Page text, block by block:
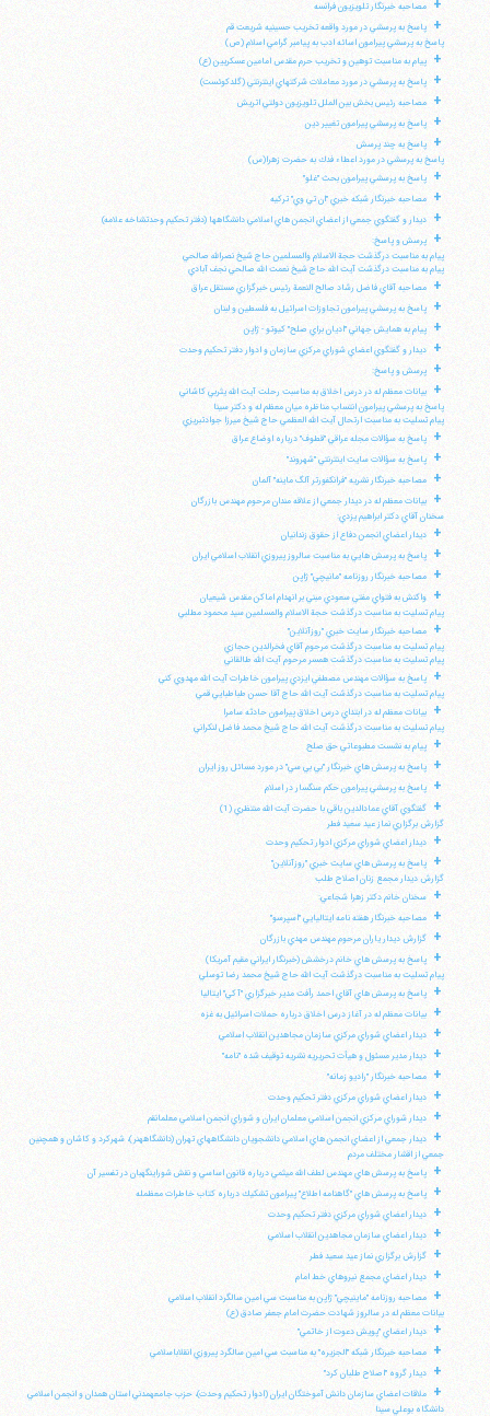
+ مصاحبه خبرنگار تلويزيون فرانسه
+
پاسخ به پرسشي در مورد واقعه تخريب حسينيه شريعت قم
پاسخ به پرسشي پيرامون اسائه ادب به پيامبر گرامي اسلام (ص)
+ پيام به مناسبت توهين و تخريب حرم مقدس امامين عسكريين (ع)
+ پاسخ به پرسشي در مورد معاملات شركتهاي اينترنتي (گلدكوئست)
+ مصاحبه رئيس بخش بين الملل تلويزيون دولتي اتريش
+ پاسخ به پرسشي پيرامون تغيير دين
+
پاسخ به چند پرسش
پاسخ به پرسشي در مورد اعطاء فدك به حضرت زهرا(س)
+ پاسخ به پرسشي پيرامون بحث "غلو"
+ مصاحبه خبرنگار شبكه خبري "ان تي وي" تركيه
+ ديدار و گفتگوي جمعي از اعضاي انجمن هاي اسلامي دانشگاهها (دفتر تحكيم وحدتشاخه علامه)
+
پرسش و پاسخ:
پيام به مناسبت درگذشت حجة الاسلام والمسلمين حاج شيخ نصرالله صالحي
پيام به مناسبت درگذشت آيت الله حاج شيخ نعمت الله صالحي نجف آبادي
+ مصاحبه آقاي فاضل رشاد صالح النعمة رئيس خبرگزاري مستقل عراق
+ پاسخ به پرسشي پيرامون تجاوزات اسرائيل به فلسطين و لبنان
+ پيام به همايش جهاني "اديان براي صلح" كيوتو - ژاپن
+ ديدار و گفتگوي اعضاي شوراي مركزي سازمان و ادوار دفتر تحكيم وحدت
+ پرسش و پاسخ:
+
بيانات معظم له در درس اخلاق به مناسبت رحلت آيت الله يثربي كاشاني
پاسخ به پرسشي پيرامون انتساب مناظره ميان معظم له و دكتر سينا
پيام تسليت به مناسبت ارتحال آيت الله العظمي حاج شيخ ميرزا جوادتبريزي
+ پاسخ به سؤالات مجله عراقي "قطوف" درباره اوضاع عراق
+ پاسخ به سؤالات سايت اينترنتي "شهروند"
+ مصاحبه خبرنگار نشريه "فرانكفورتر آلگ ماينه" آلمان
+
بيانات معظم له در ديدار جمعي از علاقه مندان مرحوم مهندس بازرگان
سخنان آقاي دكتر ابراهيم يزدي:
+ ديدار اعضاي انجمن دفاع از حقوق زندانيان
+ پاسخ به پرسش هايي به مناسبت سالروز پيروزي انقلاب اسلامي ايران
+ مصاحبه خبرنگار روزنامه "مانيچي" ژاپن
+
واكنش به فتواي مفتي سعودي مبني بر انهدام اماكن مقدس شيعيان
پيام تسليت به مناسبت درگذشت حجة الاسلام والمسلمين سيد محمود مطلبي
+
مصاحبه خبرنگار سايت خبري "روزآنلاين"
پيام تسليت به مناسبت درگذشت مرحوم آقاي فخرالدين حجازي
پيام تسليت به مناسبت درگذشت همسر مرحوم آيت الله طالقاني
+
پاسخ به سؤالات مهندس مصطفي ايزدي پيرامون خاطرات آيت الله مهدوي كني
پيام تسليت به مناسبت درگذشت آيت الله حاج آقا حسن طباطبايي قمي
+
بيانات معظم له در ابتداي درس اخلاق پيرامون حادثه سامرا
پيام تسليت به مناسبت درگذشت آيت الله حاج شيخ محمد فاضل لنكراني
+ پيام به نشست مطبوعاتي حق صلح
+ پاسخ به پرسش هاي خبرنگار "بي بي سي" در مورد مسائل روز ايران
+ پاسخ به پرسشي پيرامون حكم سنگسار در اسلام
+
گفتگوي آقاي عمادالدين باقي با حضرت آيت الله منتظري (1)
گزارش برگزاري نماز عيد سعيد فطر
+ ديدار اعضاي شوراي مركزي ادوار تحكيم وحدت
+
پاسخ به پرسش هاي سايت خبري "روزآنلاين"
گزارش ديدار مجمع زنان اصلاح طلب
+ سخنان خانم دكتر زهرا شجاعي:
+ مصاحبه خبرنگار هفته نامه ايتاليايي "اسپرسو"
+ گزارش ديدار ياران مرحوم مهندس مهدي بازرگان
+
پاسخ به پرسش هاي خانم درخشش (خبرنگار ايراني مقيم آمريكا)
پيام تسليت به مناسبت درگذشت آيت الله حاج شيخ محمد رضا توسلي
+ پاسخ به پرسش هاي آقاي احمد رأفت مدير خبرگزاري "آكي" ايتاليا
+ بيانات معظم له در آغاز درس اخلاق درباره حملات اسرائيل به غزه
+ ديدار اعضاي شوراي مركزي سازمان مجاهدين انقلاب اسلامي
+ ديدار مدير مسئول و هيأت تحريريه نشريه توقيف شده "نامه"
+ مصاحبه خبرنگار "راديو زمانه"
+ ديدار اعضاي شوراي مركزي دفتر تحكيم وحدت
+ ديدار شوراي مركزي انجمن اسلامي معلمان ايران و شوراي انجمن اسلامي معلمانقم
+
ديدار جمعي از اعضاي انجمن هاي اسلامي دانشجويان دانشگاههاي تهران (دانشگاههنر)، شهركرد و كاشان و همچنين
جمعي از اقشار مختلف مردم
+ پاسخ به پرسش هاي مهندس لطف الله ميثمي درباره قانون اساسي و نقش شوراينگهبان در تفسير آن
+ پاسخ به پرسش هاي "گاهنامه اطلاع" پيرامون تشكيك درباره كتاب خاطرات معظمله
+ ديدار اعضاي شوراي مركزي دفتر تحكيم وحدت
+ ديدار اعضاي سازمان مجاهدين انقلاب اسلامي
+ گزارش برگزاري نماز عيد سعيد فطر
+ ديدار اعضاي مجمع نيروهاي خط امام
+
مصاحبه روزنامه "ماينيچي" ژاپن به مناسبت سي امين سالگرد انقلاب اسلامي
بيانات معظم له در سالروز شهادت حضرت امام جعفر صادق (ع)
+ ديدار اعضاي "پويش دعوت از خاتمي"
+ مصاحبه خبرنگار شبكه "الجزيره" به مناسبت سي امين سالگرد پيروزي انقلاباسلامي
+ ديدار گروه "اصلاح طلبان كرد"
+
ملاقات اعضاي سازمان دانش آموختگان ايران (ادوار تحكيم وحدت)، حزب جامعهمدني استان همدان و انجمن اسلامي
دانشگاه بوعلي سينا